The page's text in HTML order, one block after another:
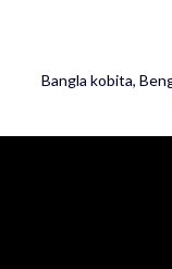
Bangla kobita,